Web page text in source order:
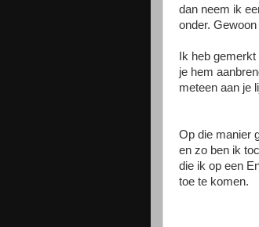
dan neem ik
onder.
Ik heb
je hem
meteen aan je
Op die manier
en zo ben ik
die ik op een
toe te komen.